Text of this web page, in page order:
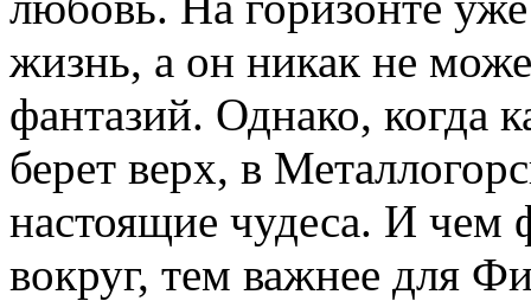
жизнь, а он никак не
фантазий. Однако, когда
берет верх, в
настоящие чудеса. И чем
вокруг, тем важнее для